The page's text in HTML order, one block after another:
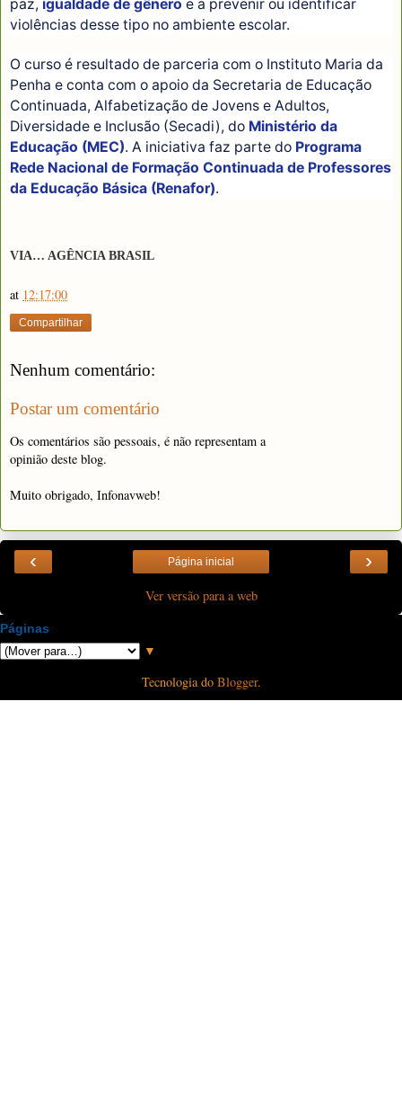
paz, igualdade de gênero e a prevenir ou identificar
violências desse tipo no ambiente escolar.
O curso é resultado de parceria com o Instituto Maria da
Penha e conta com o apoio da Secretaria de Educação
Continuada, Alfabetização de Jovens e Adultos,
Diversidade e Inclusão (Secadi), do Ministério da
Educação (MEC). A iniciativa faz parte do Programa
Rede Nacional de Formação Continuada de Professores
da Educação Básica (Renafor).
VIA… AGÊNCIA BRASIL
at 12:17:00
Compartilhar
Nenhum comentário:
Postar um comentário
Os comentários são pessoais, é não representam a
opinião deste blog.
Muito obrigado, Infonavweb!
‹ ›
Página inicial
Ver versão para a web
Páginas
▼
Tecnologia do Blogger.